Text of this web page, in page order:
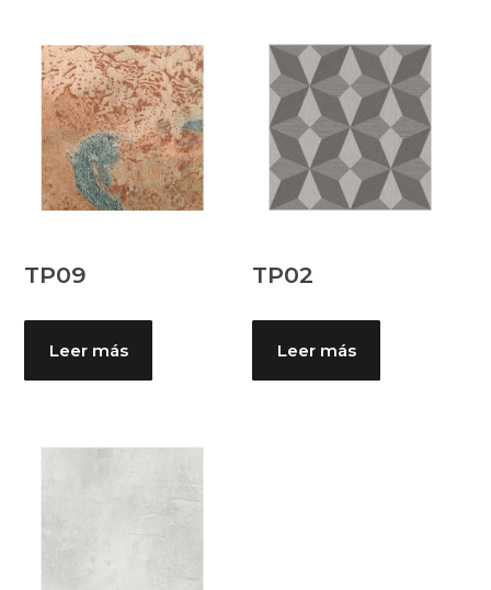
TP09
Leer más
TP02
Leer más